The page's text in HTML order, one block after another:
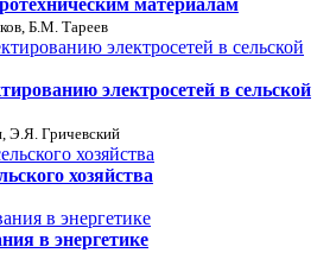
Б.М. Тареев
электросетей в сельской
Э.Я. Гричевский
хозяйства
в энергетике